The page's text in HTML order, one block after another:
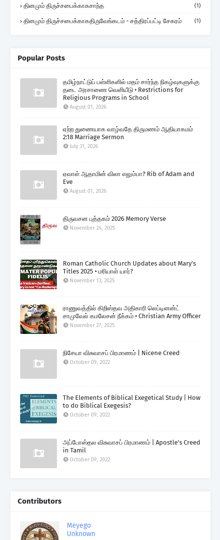
தினமும் திருச்சபைக்காகசாந்த (1)
தினமும் திருச்சபைக்காகதிருவேங்கடம் - சத்திரப்பட்டி சேகரம் (1)
Popular Posts
தமிழ்நாட்டுப் பள்ளிகளில் மதம் சார்ந்த நிகழ்வுகளுக்கு
தடை அரசாணை வெளியீடு • Restrictions for
Religious Programs in School
August 01, 2026
ஏற்ற துணையாக வாழ்வதே திருமணம் ஆதியாகமம்
2:18 Marriage Sermon
July 31, 2026
ஏவாள் ஆதாமின் விலா எலும்பா? Rib of Adam and
Eve
August 01, 2026
திருவசன புத்தகம் 2026 Memory Verse
November 24, 2025
Roman Catholic Church Updates about Mary's
Titles 2025 • மரியாள் யார்?
November 13, 2025
ராணுவத்தில் கிறிஸ்தவ அதிகாரி லெப்டினன்ட்
சாமுவேல் கமலேசன் நீக்கம் • Christian Army Officer
November 27, 2025
நிசேயா விசுவாசப் பிரமாணம் | Nicene Creed
October 09, 2022
The Elements of Biblical Exegetical Study | How
to do Biblical Exegesis?
October 09, 2022
அப்போஸ்தல விசுவாசப் பிரமாணம் | Apostle's Creed
in Tamil
October 09, 2022
Contributors
Meyego
Unknown